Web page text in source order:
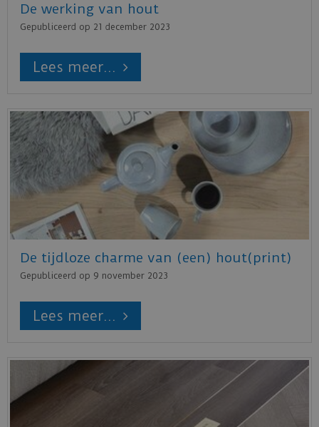
De werking van hout
Gepubliceerd op 21 december 2023
Lees meer...
De tijdloze charme van (een) hout(print)
Gepubliceerd op 9 november 2023
Lees meer...